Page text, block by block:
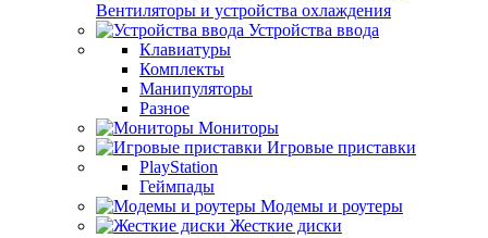
Вентиляторы и устройства охлаждения
Устройства ввода
Клавиатуры
Комплекты
Манипуляторы
Разное
Мониторы
Игровые приставки
PlayStation
Геймпады
Модемы и роутеры
Жесткие диски